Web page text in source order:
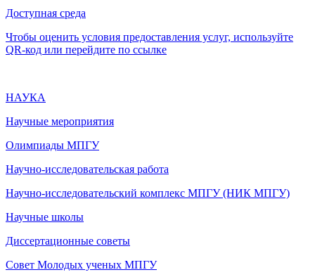
Доступная среда
Чтобы оценить условия предоставления услуг, используйте
QR-код или перейдите по ссылке
НАУКА
Научные мероприятия
Олимпиады МПГУ
Научно-исследовательская работа
Научно-исследовательский комплекс МПГУ (НИК МПГУ)
Научные школы
Диссертационные советы
Совет Молодых ученых МПГУ